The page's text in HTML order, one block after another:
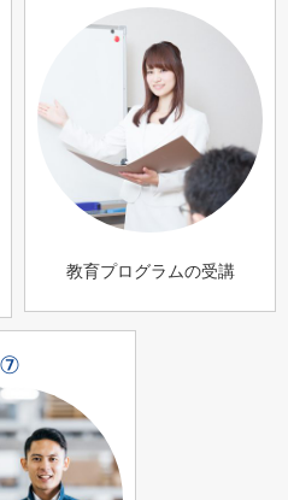
教育プログラムの受講
⑦